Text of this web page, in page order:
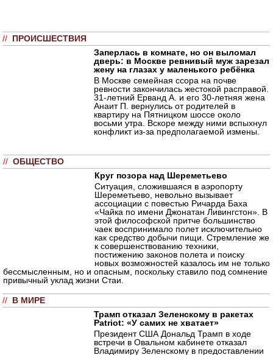
// ПРОИСШЕСТВИЯ
Заперлась в комнате, но он выломал
дверь: в Москве ревнивый муж зарезал
жену на глазах у маленького ребёнка
В Москве семейная ссора на почве
ревности закончилась жестокой расправой.
31-летний Ерванд А. и его 30-летняя жена
Анаит П. вернулись от родителей в
квартиру на Пятницком шоссе около
восьми утра. Вскоре между ними вспыхнул
конфликт из-за предполагаемой измены.
// ОБЩЕСТВО
Круг позора над Шереметьево
Ситуация, сложившаяся в аэропорту
Шереметьево, невольно вызывает
ассоциации с повестью Ричарда Баха
«Чайка по имени Джонатан Ливингстон». В
этой философской притче большинство
чаек воспринимало полет исключительно
как средство добычи пищи. Стремление же
к совершенствованию техники,
постижению законов полета и поиску
новых возможностей казалось им не только
бессмысленным, но и опасным, поскольку ставило под сомнение
привычный уклад жизни Стаи.
// В МИРЕ
Трамп отказал Зеленскому в ракетах
Patriot: «У самих не хватает»
Президент США Дональд Трамп в ходе
встречи в Овальном кабинете отказал
Владимиру Зеленскому в предоставлении